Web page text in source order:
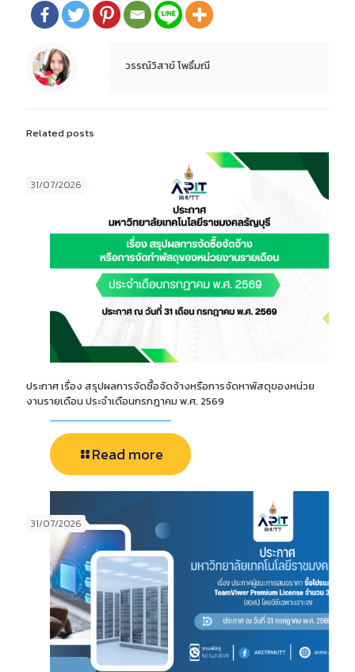
วรรณ์วิสาข์ โพธิ์มณี
Related posts
31/07/2026
ประกาศ เรื่อง สรุปผลการจัดซื้อจัดจ้างหรือการจัดหาพัสดุของหน่วย
งานรายเดือน ประจำเดือนกรกฎาคม พ.ศ. 2569
Read more
31/07/2026